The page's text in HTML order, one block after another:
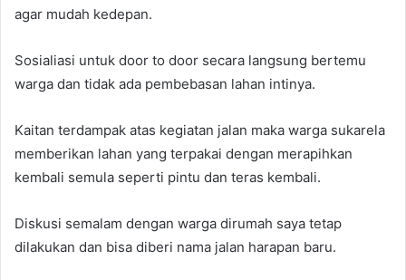
agar mudah kedepan.
Sosialiasi untuk door to door secara langsung bertemu
warga dan tidak ada pembebasan lahan intinya.
Kaitan terdampak atas kegiatan jalan maka warga sukarela
memberikan lahan yang terpakai dengan merapihkan
kembali semula seperti pintu dan teras kembali.
Diskusi semalam dengan warga dirumah saya tetap
dilakukan dan bisa diberi nama jalan harapan baru.